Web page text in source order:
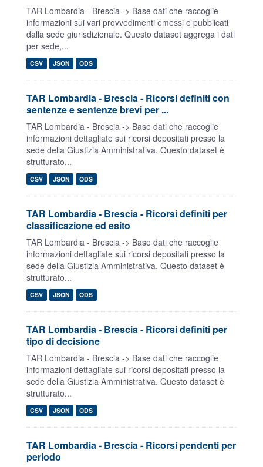
TAR Lombardia - Brescia -> Base dati che raccoglie
informazioni sui vari provvedimenti emessi e pubblicati
dalla sede giurisdizionale. Questo dataset aggrega i dati
per sede,...
CSV JSON ODS
TAR Lombardia - Brescia - Ricorsi definiti con
sentenze e sentenze brevi per ...
TAR Lombardia - Brescia -> Base dati che raccoglie
informazioni dettagliate sui ricorsi depositati presso la
sede della Giustizia Amministrativa. Questo dataset è
strutturato...
CSV JSON ODS
TAR Lombardia - Brescia - Ricorsi definiti per
classificazione ed esito
TAR Lombardia - Brescia -> Base dati che raccoglie
informazioni dettagliate sui ricorsi depositati presso la
sede della Giustizia Amministrativa. Questo dataset è
strutturato...
CSV JSON ODS
TAR Lombardia - Brescia - Ricorsi definiti per
tipo di decisione
TAR Lombardia - Brescia -> Base dati che raccoglie
informazioni dettagliate sui ricorsi depositati presso la
sede della Giustizia Amministrativa. Questo dataset è
strutturato...
CSV JSON ODS
TAR Lombardia - Brescia - Ricorsi pendenti per
periodo